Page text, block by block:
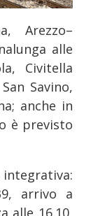
Arezzo–
alle
Civitella
Savino,
anche in
è previsto
integrativa:
arrivo a
alle 16.10,